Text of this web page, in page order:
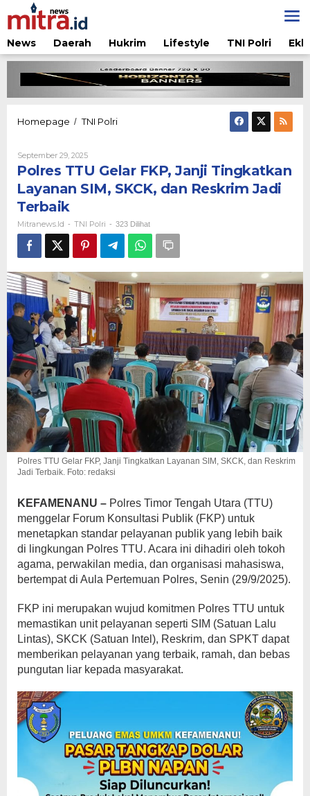
Lewati
ke
konten
News
Daerah Hukrim Lifestyle TNI Polri
Homepage / TNI PolriPolres
Janji
Tingkatkan
Layanan
SKCK,
dan
Reskrim
Jadi
Terbaik
September 29, 2025Oleh
Mitranews.id
Polres TTU Gelar FKP, Janji Tingkatkan
Layanan SIM, SKCK, dan Reskrim Jadi
Terbaik
Mitranews.id - TNI Polri - 323 Dilihat
Polres TTU Gelar FKP, Janji Tingkatkan Layanan SIM, SKCK, dan Reskrim
Jadi Terbaik. Foto: redaksi
KEFAMENANU – Polres Timor Tengah Utara (TTU)
menggelar Forum Konsultasi Publik (FKP) untuk
menetapkan standar pelayanan publik yang lebih baik
di lingkungan Polres TTU. Acara ini dihadiri oleh tokoh
agama, perwakilan media, dan organisasi mahasiswa,
bertempat di Aula Pertemuan Polres, Senin (29/9/2025).
FKP ini merupakan wujud komitmen Polres TTU untuk
memastikan unit pelayanan seperti SIM (Satuan Lalu
Lintas), SKCK (Satuan Intel), Reskrim, dan SPKT dapat
memberikan pelayanan yang terbaik, ramah, dan bebas
pungutan liar kepada masyarakat.